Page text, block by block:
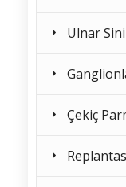
Ulnar
Çekiç